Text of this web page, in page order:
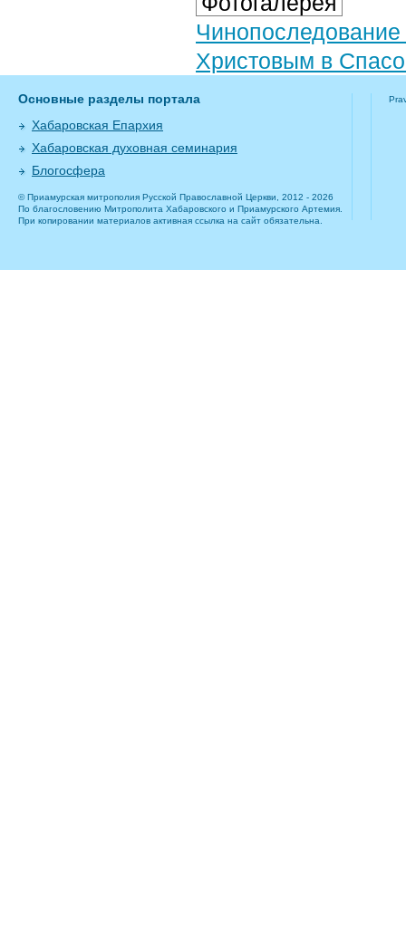
Христовым в
Основные разделы портала
Хабаровская Епархия
Хабаровская духовная семинария
Блогосфера
© Приамурская митрополия Русской Православной Церкви, 2012 - 2026
По благословению Митрополита Хабаровского и Приамурского Артемия.
При копировании материалов активная ссылка на сайт обязательна.